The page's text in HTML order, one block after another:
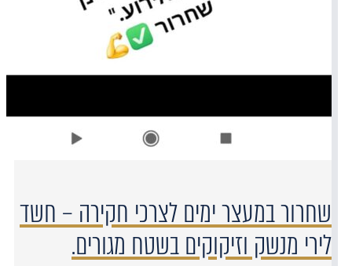
שחרור במעצר ימים לצרכי חקירה – חשד
לירי מנשק וזיקוקים בשטח מגורים.